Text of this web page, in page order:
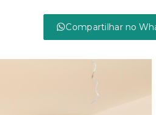
Compartilhar no